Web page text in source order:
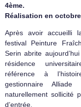
4ème.
Réalisation en
Après avoir accueilli
festival Peinture
Serin abrite
résidence
référence à
gestionnaire
naturellement sollicité
d’entrée.